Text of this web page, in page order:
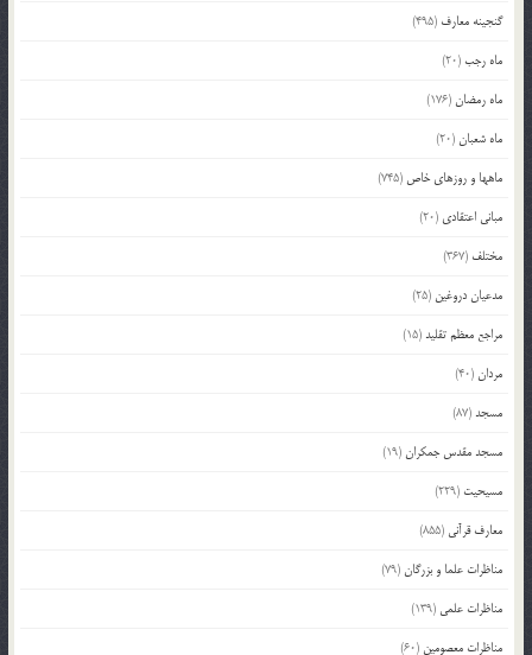
گنجینه معارف (495)
ماه رجب(20)
ماه رمضان(176)
ماه شعبان(20)
ماهها و روزهای خاص (745)
مبانی اعتقادی (20)
مختلف (367)
مدعیان دروغین (25)
مراجع معظم تقلید(15)
مردان(40)
مسجد(87)
مسجد مقدس جمکران(19)
مسیحیت (229)
معارف قرآنی (855)
مناظرات علما و بزرگان(79)
مناظرات علمی (139)
مناظرات معصومین (60)